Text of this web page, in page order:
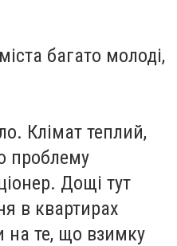
багато молоді,
Клімат теплий,
проблему
Дощі тут
в квартирах
на те, що взимку